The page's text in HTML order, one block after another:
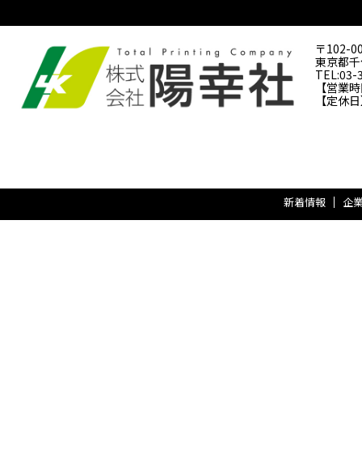
〒102-
東京都
TEL:03-
【営業
【定休
新着情報 企